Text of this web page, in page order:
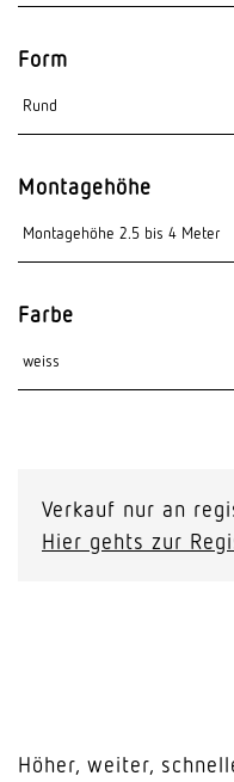
Form
Montagehöhe
Farbe
Verkauf nur an
Hier gehts zur
Höher, weiter,